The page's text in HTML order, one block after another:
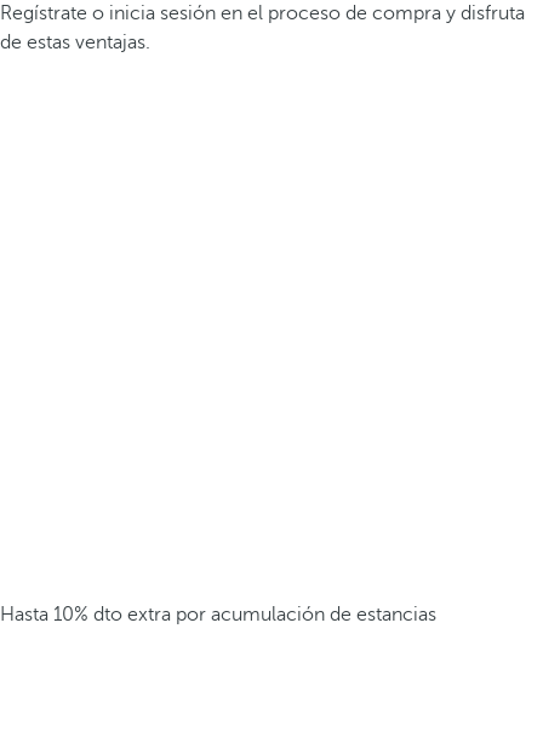
Regístrate o inicia sesión en el proceso de compra y disfruta
de estas ventajas.
Hasta 10% dto extra por acumulación de estancias